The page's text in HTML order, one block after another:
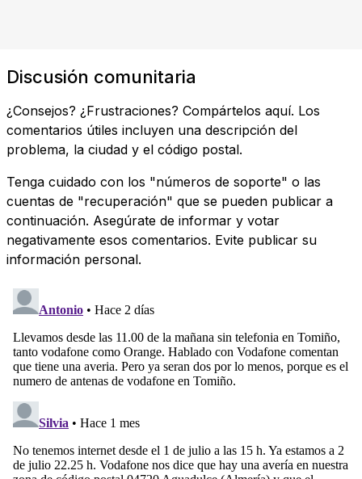
Discusión comunitaria
¿Consejos? ¿Frustraciones? Compártelos aquí. Los
comentarios útiles incluyen una descripción del
problema, la ciudad y el código postal.
Tenga cuidado con los "números de soporte" o las
cuentas de "recuperación" que se pueden publicar a
continuación. Asegúrate de informar y votar
negativamente esos comentarios. Evite publicar su
información personal.